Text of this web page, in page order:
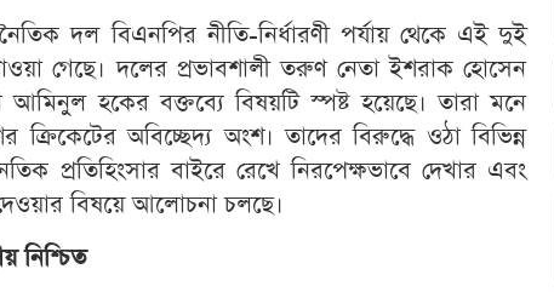
দল বিএনপির নীতি-নির্ধারণী পর্যায় থেকে এই দুই
গেছে। দলের প্রভাবশালী তরুণ নেতা ইশরাক হোসেন
হকের বক্তব্যে বিষয়টি স্পষ্ট হয়েছে। তারা মনে
অবিচ্ছেদ্য অংশ। তাদের বিরুদ্ধে ওঠা বিভিন্ন
প্রতিহিংসার বাইরে রেখে নিরপেক্ষভাবে দেখার এবং
বিষয়ে আলোচনা চলছে।
নিশ্চিত